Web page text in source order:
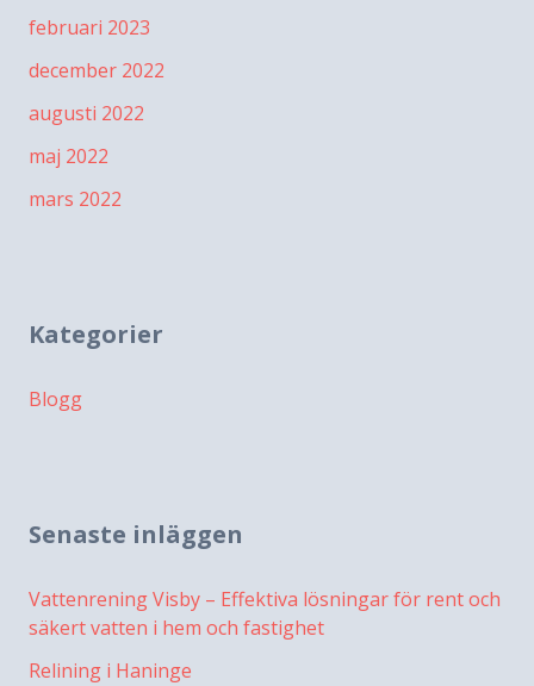
februari 2023
december 2022
augusti 2022
maj 2022
mars 2022
Kategorier
Blogg
Senaste inläggen
Vattenrening Visby – Effektiva lösningar för rent och
säkert vatten i hem och fastighet
Relining i Haninge